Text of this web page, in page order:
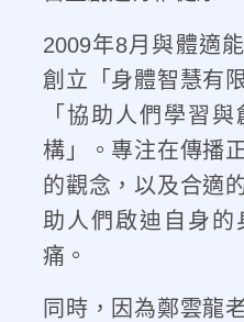
2009年8月與體適
創立「身體智慧有
「協助人們學習
構」。專注在傳播
的觀念，以及合適
助人們啟迪自身的
痛。
同時，因為鄭雲龍